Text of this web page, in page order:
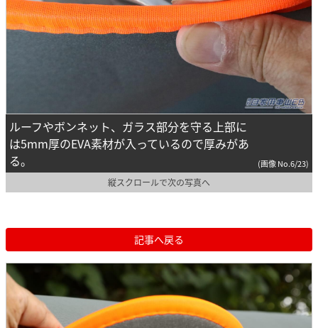
ルーフやボンネット、ガラス部分を守る上部に
は5mm厚のEVA素材が入っているので厚みがあ
る。
(画像 No.6/23)
縦スクロールで次の写真へ
記事へ戻る